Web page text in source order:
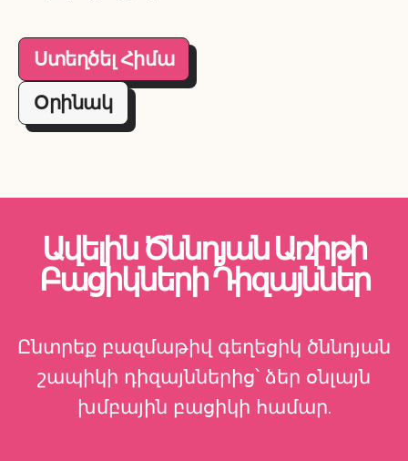
Ստեղծել Հիմա
Օրինակ
Ավելին Ծննդյան Առիթի
Բացիկների Դիզայններ
Ընտրեք բազմաթիվ գեղեցիկ ծննդյան
շապիկի դիզայններից՝ ձեր օնլայն
խմբային բացիկի համար.